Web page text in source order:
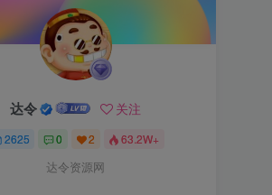
达令 关注
2625 0 2 63.2W+
达令资源网